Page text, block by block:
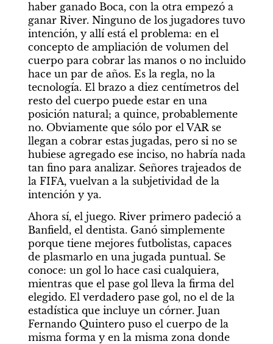
haber ganado Boca, con la otra empezó a
ganar River. Ninguno de los jugadores tuvo
intención, y allí está el problema: en el
concepto de ampliación de volumen del
cuerpo para cobrar las manos o no incluido
hace un par de años. Es la regla, no la
tecnología. El brazo a diez centímetros del
resto del cuerpo puede estar en una
posición natural; a quince, probablemente
no. Obviamente que sólo por el VAR se
llegan a cobrar estas jugadas, pero si no se
hubiese agregado ese inciso, no habría nada
tan fino para analizar. Señores trajeados de
la FIFA, vuelvan a la subjetividad de la
intención y ya.
Ahora sí, el juego. River primero padeció a
Banfield, el dentista. Ganó simplemente
porque tiene mejores futbolistas, capaces
de plasmarlo en una jugada puntual. Se
conoce: un gol lo hace casi cualquiera,
mientras que el pase gol lleva la firma del
elegido. El verdadero pase gol, no el de la
estadística que incluye un córner. Juan
Fernando Quintero puso el cuerpo de la
misma forma y en la misma zona donde